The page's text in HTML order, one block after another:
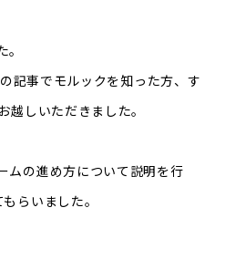
記事でモルックを知った方、す
しいただきました。
ムの進め方について説明を行
らいました。